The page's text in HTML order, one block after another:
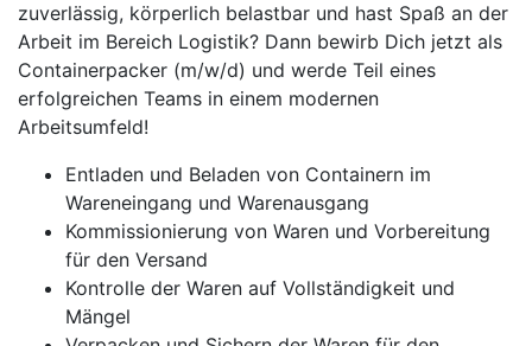
zuverlässig, körperlich belastbar und hast Spaß an der
Arbeit im Bereich Logistik? Dann bewirb Dich jetzt als
Containerpacker (m/w/d) und werde Teil eines
erfolgreichen Teams in einem modernen
Arbeitsumfeld!
Entladen und Beladen von Containern im
Wareneingang und Warenausgang
Kommissionierung von Waren und Vorbereitung
für den Versand
Kontrolle der Waren auf Vollständigkeit und
Mängel